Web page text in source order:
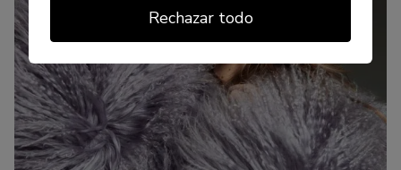
Rechazar todo